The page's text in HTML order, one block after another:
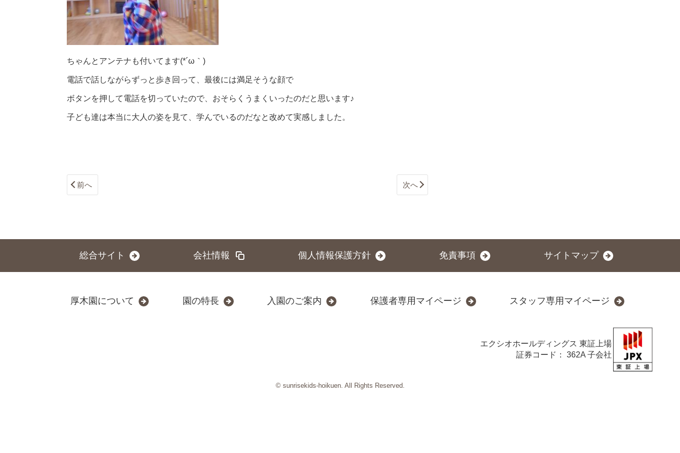
ちゃんとアンテナも付いてます(*´ω｀)
電話で話しながらずっと歩き回って、最後には満足そうな顔で
ボタンを押して電話を切っていたので、おそらくうまくいったのだと思います♪
子ども達は本当に大人の姿を見て、学んでいるのだなと改めて実感しました。
前へ 次へ
総合サイト 会社情報 個人情報保護方針 免責事項 サイトマップ
厚木園について 園の特長 入園のご案内 保護者専用マイページ スタッフ専用マイページ
エクシオホールディングス 東証上場
証券コード： 362A 子会社
© sunrisekids-hoikuen. All Rights Reserved.